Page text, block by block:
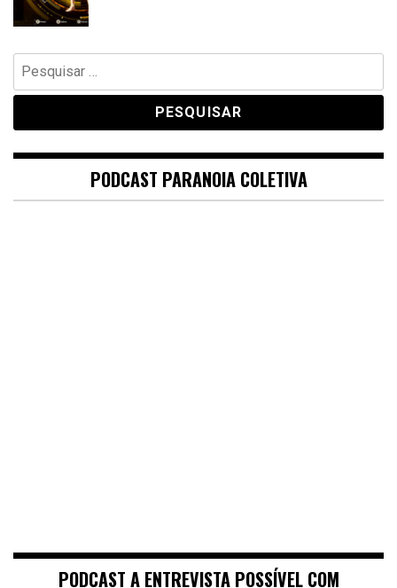
Pesquisar
por:
PODCAST PARANOIA COLETIVA
PODCAST A ENTREVISTA POSSÍVEL COM